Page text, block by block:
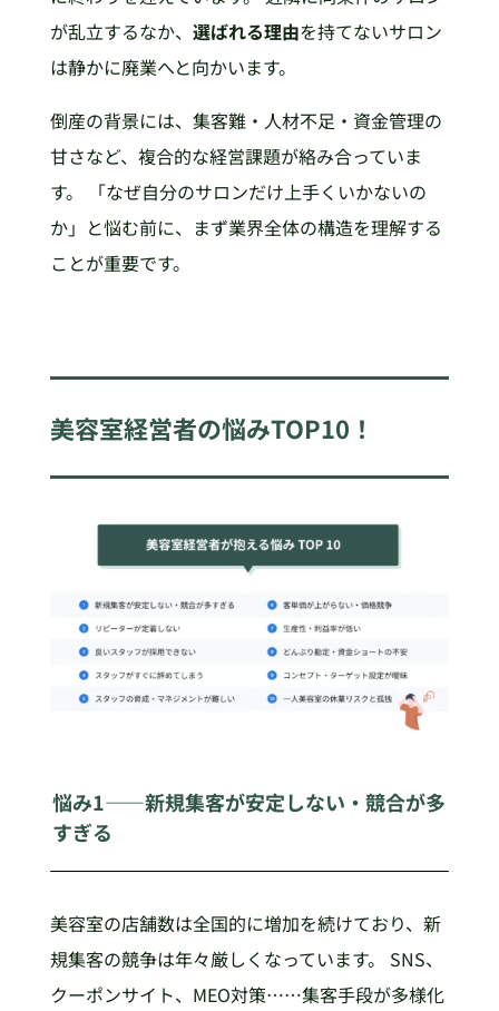
が乱立するなか、 選ばれる理由を持てないサロン
は静かに廃業へと向かいます。
倒産の背景には、集客難・人材不足・資金管理の
甘さなど、複合的な経営課題が絡み合っていま
す。 「なぜ自分のサロンだけ上手くいかないの
か」と悩む前に、まず業界全体の構造を理解する
ことが重要です。
美容室経営者の悩みTOP10！
悩み1——新規集客が安定しない・競合が多
すぎる
美容室の店舗数は全国的に増加を続けており、新
規集客の競争は年々厳しくなっています。 SNS、
クーポンサイト、MEO対策……集客手段が多様化